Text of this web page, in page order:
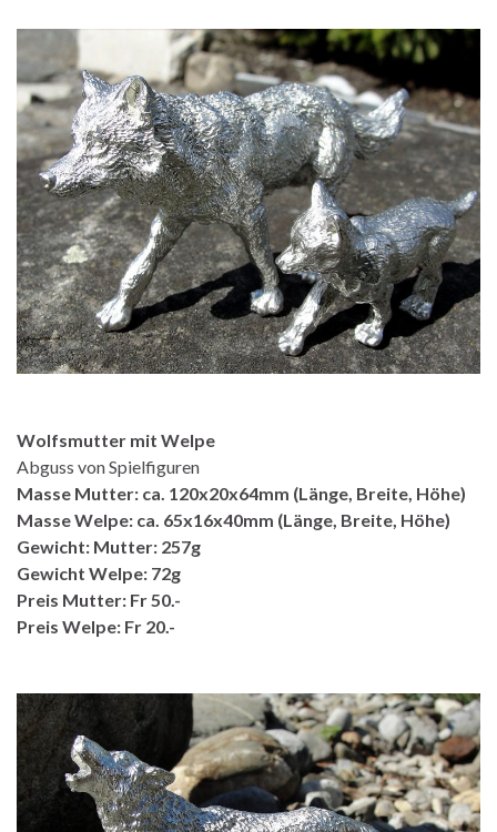
Wolfsmutter mit Welpe
Abguss von Spielfiguren
Masse Mutter: ca. 120x20x64mm (Länge, Breite, Höhe)
Masse Welpe: ca. 65x16x40mm (Länge, Breite, Höhe)
Gewicht: Mutter: 257g
Gewicht Welpe: 72g
Preis Mutter: Fr 50.-
Preis Welpe: Fr 20.-